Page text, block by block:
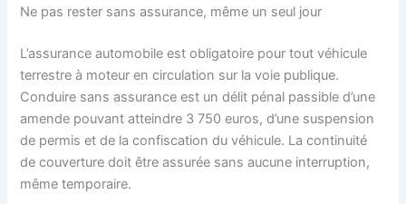
Ne pas rester sans assurance, même un seul jour
L’assurance automobile est obligatoire pour tout véhicule
terrestre à moteur en circulation sur la voie publique.
Conduire sans assurance est un délit pénal passible d’une
amende pouvant atteindre 3 750 euros, d’une suspension
de permis et de la confiscation du véhicule. La continuité
de couverture doit être assurée sans aucune interruption,
même temporaire.